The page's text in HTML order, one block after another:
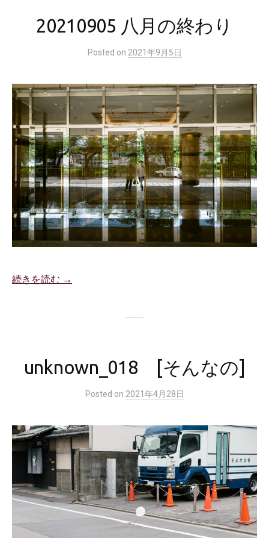
20210905 八月の終わり
Posted on 2021年9月5日
続きを読む →
unknown_018 [そんなの]
Posted on 2021年4月28日